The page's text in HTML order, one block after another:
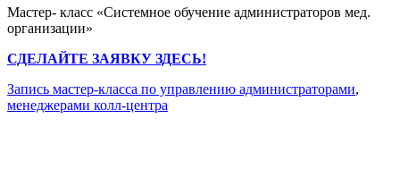
Мастер- класс «Системное обучение администраторов мед.
организации»
СДЕЛАЙТЕ ЗАЯВКУ ЗДЕСЬ!
Запись мастер-класса по управлению администраторами,
менеджерами колл-центра